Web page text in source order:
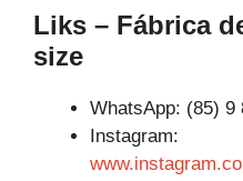
Liks – Fábrica
size
WhatsApp: (85) 9
Instagram: